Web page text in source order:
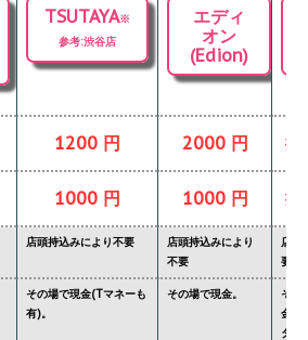
TSUTAYA※
参考:渋谷店
エディ
オン
(Edion)
1200 円 2000 円 掲
1000 円 1000 円 掲
店頭持込みにより不要
店頭持込みにより
不要
店頭
要
その場で現金(Tマネーも
有)。
その場で現金。
その
金額
ター'